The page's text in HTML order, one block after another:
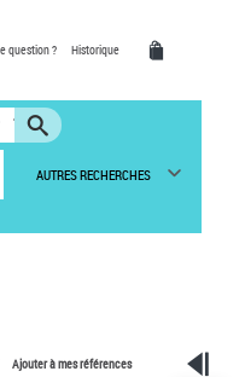
question ? Historique
AUTRES RECHERCHES
Ajouter à mes références